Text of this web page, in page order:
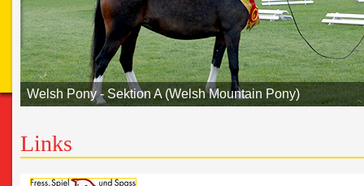
Welsh Pony - Sektion A (Welsh Mountain Pony)
Links